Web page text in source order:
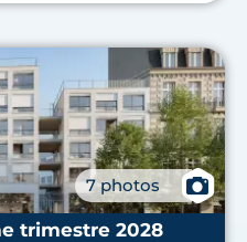
7 photos
📷
trimestre 2028